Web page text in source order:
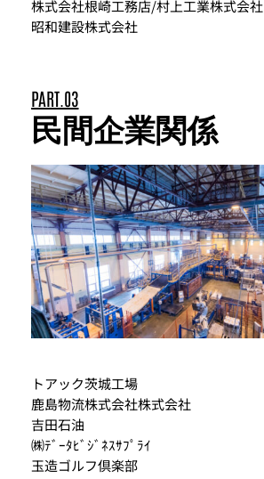
株式会社根崎工務店/村上工業株式会社
昭和建設株式会社
PART.03
民間企業関係
トアック茨城工場
鹿島物流株式会社株式会社
吉田石油
㈱ﾃﾞｰﾀﾋﾞｼﾞﾈｽｻﾌﾟﾗｲ
玉造ゴルフ倶楽部